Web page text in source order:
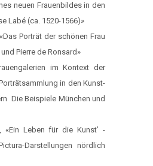
neuen Frauenbildes in den
Labé (ca. 1520-1566)»
Porträt der schönen Frau
Pierre de Ronsard»
im Kontext der
in den Kunst-
Die Beispiele München und
«Ein Leben für die Kunst’
Darstellungen nördlich